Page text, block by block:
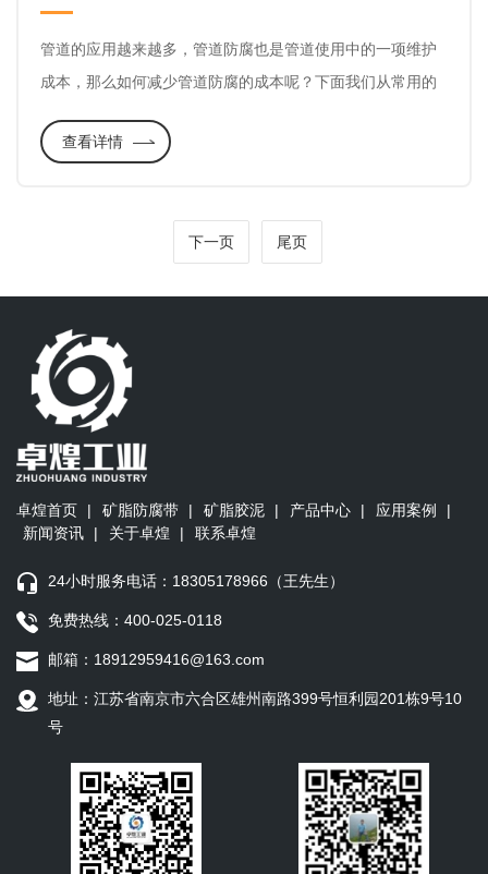
管道的应用越来越多，管道防腐也是管道使用中的一项维护
成本，那么如何减少管道防腐的成本呢？下面我们从常用的
现存放和运输是减少管道防腐层损坏的途径之一，是减少管
查看详情
下一页 尾页
卓煌首页 | 矿脂防腐带 | 矿脂胶泥 | 产品中心 | 应用案例
|
新闻资讯
| 关于卓煌 | 联系卓煌
24小时服务电话：18305178966（王先生）
免费热线：400-025-0118
邮箱：18912959416@163.com
地址：江苏省南京市六合区雄州南路399号恒利园201栋9号10
号